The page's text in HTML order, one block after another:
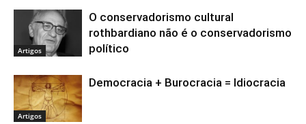
Artigos
O conservadorismo cultural
rothbardiano não é o conservadorismo
político
Artigos
Democracia + Burocracia = Idiocracia